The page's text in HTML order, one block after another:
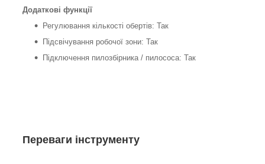
Додаткові функції
Регулювання кількості обертів: Так
Підсвічування робочої зони: Так
Підключення пилозбірника / пилососа: Так
Переваги інструменту